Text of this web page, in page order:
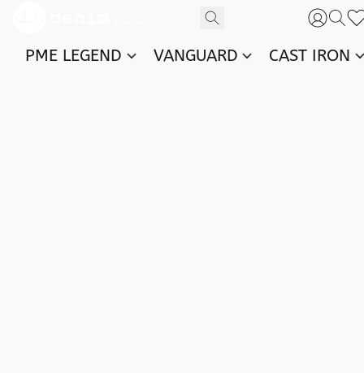
PME LEGEND VANGUARD CAST IRON